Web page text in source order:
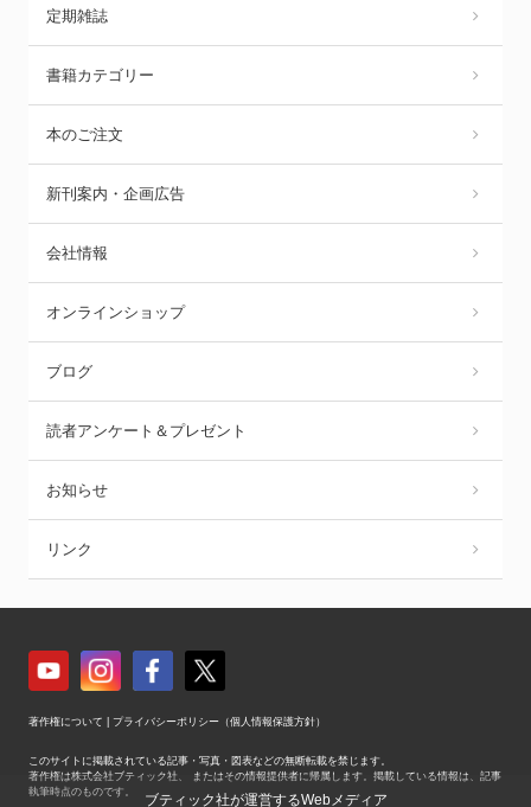
定期雑誌
書籍カテゴリー
本のご注文
新刊案内・企画広告
会社情報
オンラインショップ
ブログ
読者アンケート＆プレゼント
お知らせ
リンク
著作権について プライバシーポリシー（個人情報保護方針）
このサイトに掲載されている記事・写真・図表などの無断転載を禁じます。
著作権は株式会社ブティック社、 またはその情報提供者に帰属します。掲載している情報は、記事
執筆時点のものです。
ブティック社が運営するWebメディア